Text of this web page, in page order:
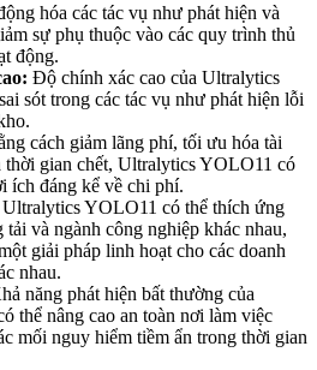
hóa các tác vụ như phát hiện và
sự phụ thuộc vào các quy trình thủ
động.
Độ chính xác cao của Ultralytics
sót trong các tác vụ như phát hiện lỗi
cách giảm lãng phí, tối ưu hóa tài
thời gian chết, Ultralytics YOLO11 có
ích đáng kể về chi phí.
Ultralytics YOLO11 có thể thích ứng
tải và ngành công nghiệp khác nhau,
giải pháp linh hoạt cho các doanh
nhau.
năng phát hiện bất thường của
thể nâng cao an toàn nơi làm việc
mối nguy hiểm tiềm ẩn trong thời gian